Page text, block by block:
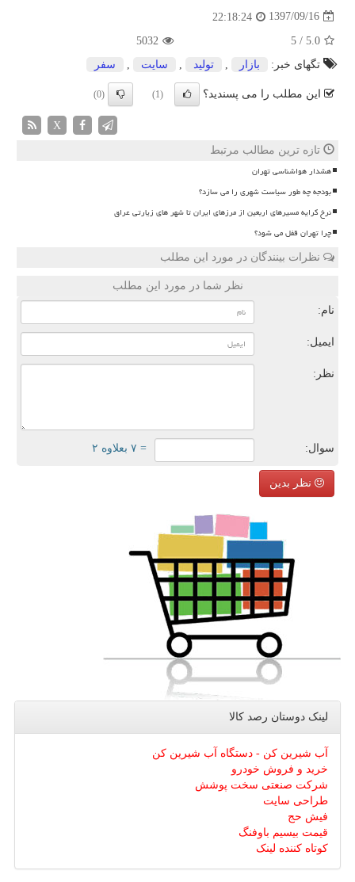
1397/09/16
22:18:24
5.0
/
5
5032
تگهای خبر:
بازار تولید سایت سفر
این مطلب را می پسندید؟ (1)
(0)
X
تازه ترین مطالب مرتبط
هشدار هواشناسی تهران
بودجه چه طور سیاست شهری را می سازد؟
نرخ کرایه مسیرهای اربعین از مرزهای ایران تا شهر های زیارتی عراق
چرا تهران قفل می شود؟
نظرات بینندگان در مورد این مطلب
نظر شما در مورد این مطلب
نام:
ایمیل:
نظر:
سوال: = ۷ بعلاوه ۲
نظر بدین
لینک دوستان رصد كالا
آب شیرین کن - دستگاه آب شیرین کن
خرید و فروش خودرو
شرکت صنعتی سخت پوشش
طراحی سایت
فیش حج
قیمت بیسیم باوفنگ
کوتاه کننده لینک